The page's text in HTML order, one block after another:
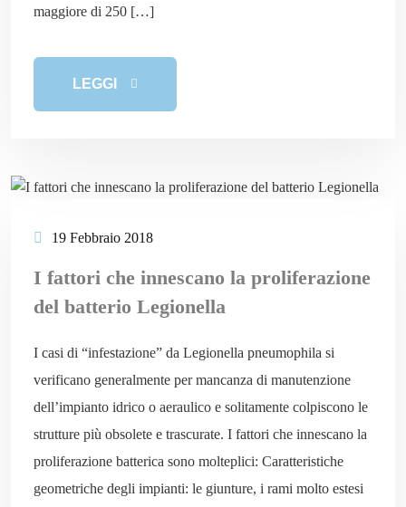
maggiore di 250 […]
LEGGI
19 Febbraio 2018
I fattori che innescano la proliferazione
del batterio Legionella
I casi di “infestazione” da Legionella pneumophila si
verificano generalmente per mancanza di manutenzione
dell’impianto idrico o aeraulico e solitamente colpiscono le
strutture più obsolete e trascurate. I fattori che innescano la
proliferazione batterica sono molteplici: Caratteristiche
geometriche degli impianti: le giunture, i rami molto estesi